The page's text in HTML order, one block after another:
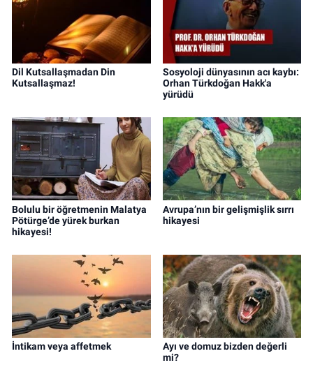
Dil Kutsallaşmadan Din
Kutsallaşmaz!
Sosyoloji dünyasının acı kaybı:
Orhan Türkdoğan Hakk'a
yürüdü
Bolulu bir öğretmenin Malatya
Pötürge’de yürek burkan
hikayesi!
Avrupa’nın bir gelişmişlik sırrı
hikayesi
İntikam veya affetmek
Ayı ve domuz bizden değerli
mi?